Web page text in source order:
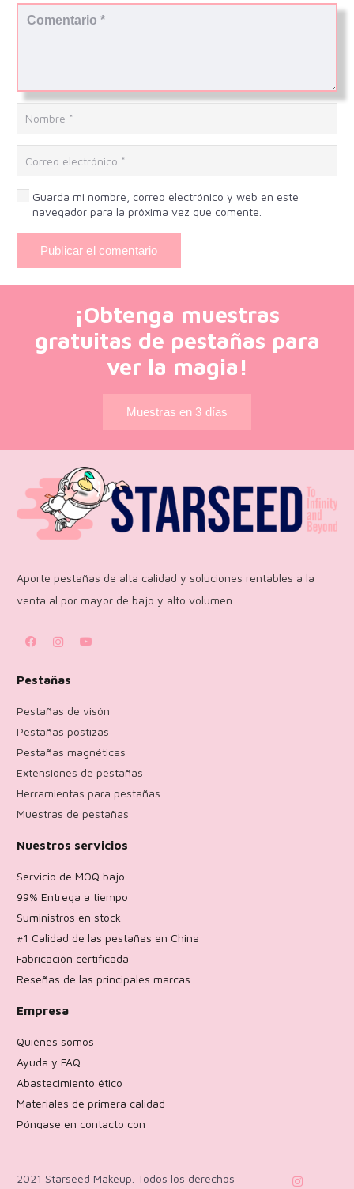
Guarda mi nombre, correo electrónico y web en este
navegador para la próxima vez que comente.
Publicar el comentario
¡Obtenga muestras
gratuitas de pestañas para
ver la magia!
Muestras en 3 días
Aporte pestañas de alta calidad y soluciones rentables a la
venta al por mayor de bajo y alto volumen.
Pestañas
Pestañas de visón
Pestañas postizas
Pestañas magnéticas
Extensiones de pestañas
Herramientas para pestañas
Muestras de pestañas
Nuestros servicios
Servicio de MOQ bajo
99% Entrega a tiempo
Suministros en stock
#1 Calidad de las pestañas en China
Fabricación certificada
Reseñas de las principales marcas
Empresa
Quiénes somos
Ayuda y FAQ
Abastecimiento ético
Materiales de primera calidad
Póngase en contacto con
2021 Starseed Makeup. Todos los derechos